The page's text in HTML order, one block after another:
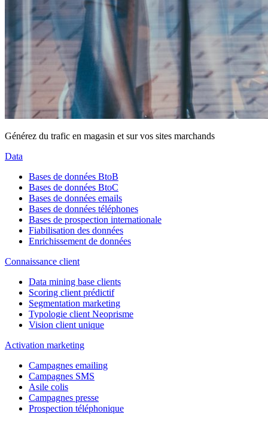
Générez du trafic en magasin et sur vos sites marchands
Data
Bases de données BtoB
Bases de données BtoC
Bases de données emails
Bases de données téléphones
Bases de prospection internationale
Fiabilisation des données
Enrichissement de données
Connaissance client
Data mining base clients
Scoring client prédictif
Segmentation marketing
Typologie client Neoprisme
Vision client unique
Activation marketing
Campagnes emailing
Campagnes SMS
Asile colis
Campagnes presse
Prospection téléphonique